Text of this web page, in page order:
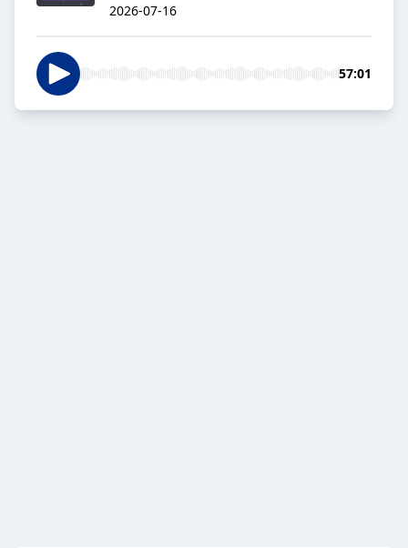
2026-07-16
57:01